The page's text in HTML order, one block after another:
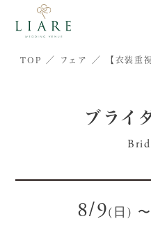
TOP フェア 【衣装重
ブライ
8/9(日) 〜